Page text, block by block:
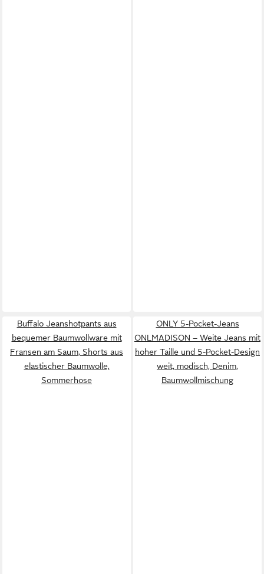
Buffalo Jeanshotpants aus
bequemer Baumwollware mit
Fransen am Saum, Shorts aus
elastischer Baumwolle,
Sommerhose
ONLY 5-Pocket-Jeans
ONLMADISON – Weite Jeans mit
hoher Taille und 5-Pocket-Design
weit, modisch, Denim,
Baumwollmischung